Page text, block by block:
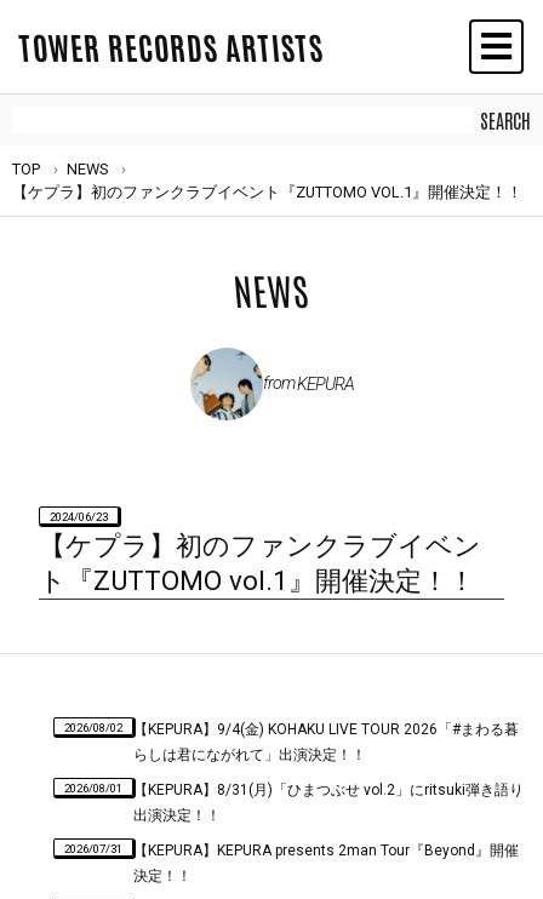
TOWER RECORDS ARTISTS
TOP
NEWS
【ケプラ】初のファンクラブイベント『ZUTTOMO VOL.1』開催決定！！
NEWS
fromKEPURA
2024/06/23
【ケプラ】初のファンクラブイベン
ト『ZUTTOMO vol.1』開催決定！！
2026/08/02
【KEPURA】9/4(金) KOHAKU LIVE TOUR 2026「#まわる暮
らしは君にながれて」出演決定！！
2026/08/01
【KEPURA】8/31(月)「ひまつぶせ vol.2」にritsuki弾き語り
出演決定！！
2026/07/31
【KEPURA】KEPURA presents 2man Tour『Beyond』開催
決定！！